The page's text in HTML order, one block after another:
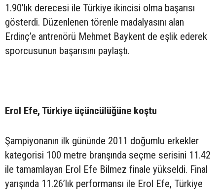
1.90’lık derecesi ile Türkiye ikincisi olma başarısı
gösterdi. Düzenlenen törenle madalyasını alan
Erdinç’e antrenörü Mehmet Baykent de eşlik ederek
sporcusunun başarısını paylaştı.
Erol Efe, Türkiye üçüncülüğüne koştu
Şampiyonanın ilk gününde 2011 doğumlu erkekler
kategorisi 100 metre branşında seçme serisini 11.42
ile tamamlayan Erol Efe Bilmez finale yükseldi. Final
yarışında 11.26’lık performansı ile Erol Efe, Türkiye